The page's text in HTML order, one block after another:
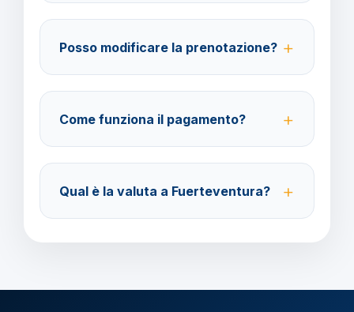
amministrazione@barbaviaggi.it, o tramite il sito
barbaviaggi.it.
Posso modificare la prenotazione?
prima della partenza con un costo di 70 euro a
modifica.
Come funziona il pagamento?
Acconto del 40% alla prenotazione, saldo 30 giorni
prima della partenza.
Qual è la valuta a Fuerteventura?